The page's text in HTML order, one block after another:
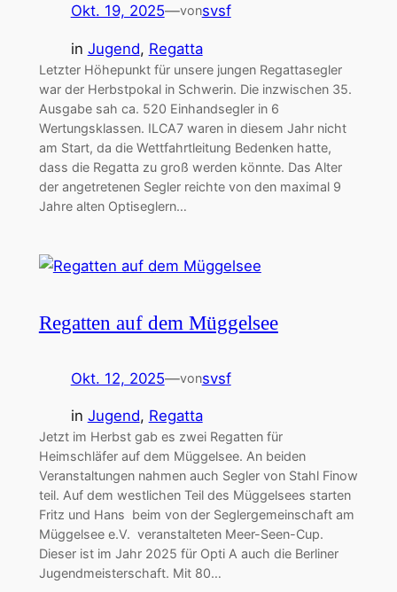
Okt. 19, 2025—vonsvsf
in Jugend, Regatta
Letzter Höhepunkt für unsere jungen Regattasegler
war der Herbstpokal in Schwerin. Die inzwischen 35.
Ausgabe sah ca. 520 Einhandsegler in 6
Wertungsklassen. ILCA7 waren in diesem Jahr nicht
am Start, da die Wettfahrtleitung Bedenken hatte,
dass die Regatta zu groß werden könnte. Das Alter
der angetretenen Segler reichte von den maximal 9
Jahre alten Optiseglern…
Regatten auf dem Müggelsee
Okt. 12, 2025—vonsvsf
in Jugend, Regatta
Jetzt im Herbst gab es zwei Regatten für
Heimschläfer auf dem Müggelsee. An beiden
Veranstaltungen nahmen auch Segler von Stahl Finow
teil. Auf dem westlichen Teil des Müggelsees starten
Fritz und Hans beim von der Seglergemeinschaft am
Müggelsee e.V. veranstalteten Meer-Seen-Cup.
Dieser ist im Jahr 2025 für Opti A auch die Berliner
Jugendmeisterschaft. Mit 80…